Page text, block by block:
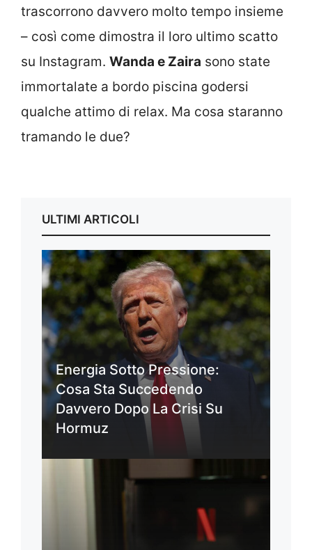
trascorrono davvero molto tempo insieme
– così come dimostra il loro ultimo scatto
su Instagram. Wanda e Zaira sono state
immortalate a bordo piscina godersi
qualche attimo di relax. Ma cosa staranno
tramando le due?
ULTIMI ARTICOLI
Energia Sotto Pressione:
Cosa Sta Succedendo
Davvero Dopo La Crisi Su
Hormuz